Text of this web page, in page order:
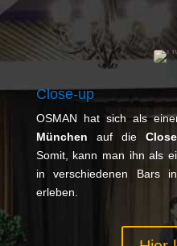
Close-up
OSMAN hat sich als
München auf die
Somit, kann man ihn als
in verschiedenen Bars
erleben.